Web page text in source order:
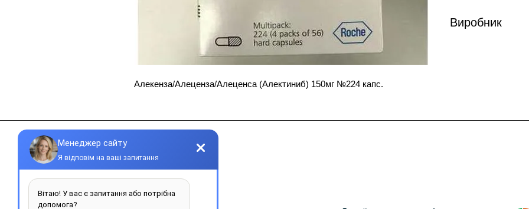
Алекенза/Алеценза/Алеценса (Алектиниб) 150мг №224 капс.
Виробник
Контакти